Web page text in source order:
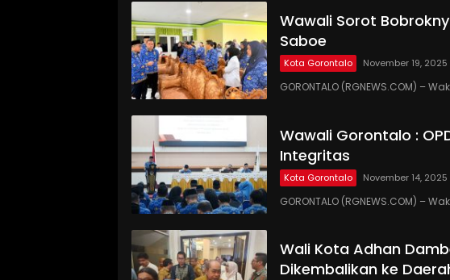
Wawali Sorot
Saboe
Kota Gorontalo November 19, 2025
GORONTALO (RGNEWS.COM) –
Wawali Gorontalo :
Integritas
Kota Gorontalo November 14, 2025
GORONTALO (RGNEWS.COM) –
Wali Kota Adhan
Dikembalikan ke